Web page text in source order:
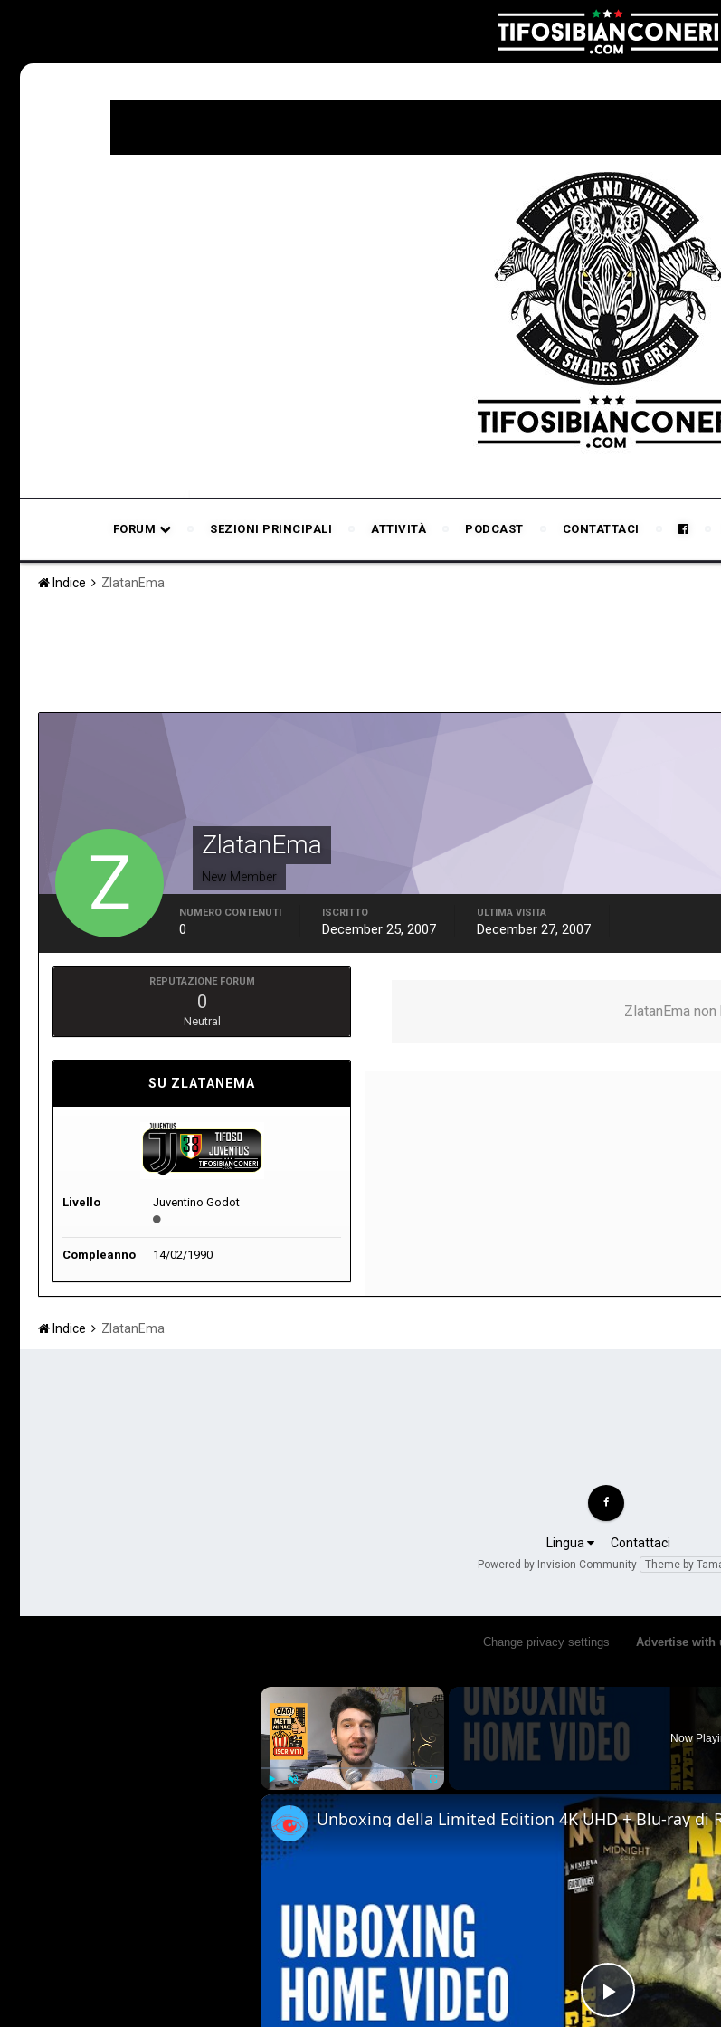
FORUM SEZIONI PRINCIPALI ATTIVITÀ PODCAST CONTATTACI
Indice ZlatanEma
ZlatanEma
New Member
NUMERO CONTENUTI
0
ISCRITTO
December 25, 2007
ULTIMA VISITA
December 27, 2007
REPUTAZIONE FORUM
0
Neutral
SU ZLATANEMA
Livello Juventino Godot
Compleanno 14/02/1990
ZlatanEma
Indice ZlatanEma
Lingua Contattaci
Powered by Invision Community Theme by
Change privacy settings Advertise with
×
Play Unmute
Now
Play